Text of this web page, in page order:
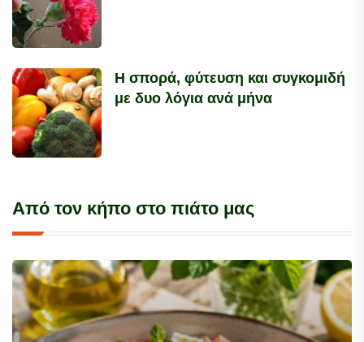
Η σπορά, φύτευση και συγκομιδή
με δυο λόγια ανά μήνα
Από τον κήπο στο πιάτο μας